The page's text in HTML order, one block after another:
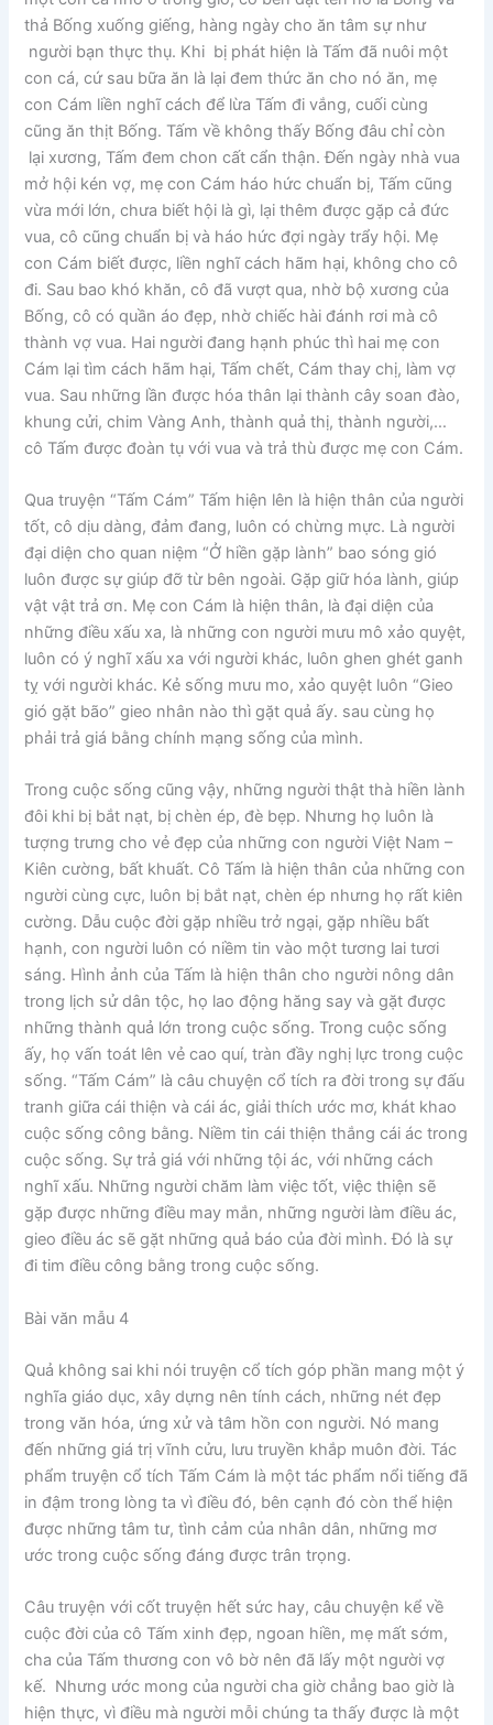
thả Bống xuống giếng, hàng ngày cho ăn tâm sự như
người bạn thực thụ. Khi bị phát hiện là Tấm đã nuôi một
con cá, cứ sau bữa ăn là lại đem thức ăn cho nó ăn, mẹ
con Cám liền nghĩ cách để lừa Tấm đi vắng, cuối cùng
cũng ăn thịt Bống. Tấm về không thấy Bống đâu chỉ còn
lại xương, Tấm đem chon cất cẩn thận. Đến ngày nhà vua
mở hội kén vợ, mẹ con Cám háo hức chuẩn bị, Tấm cũng
vừa mới lớn, chưa biết hội là gì, lại thêm được gặp cả đức
vua, cô cũng chuẩn bị và háo hức đợi ngày trẩy hội. Mẹ
con Cám biết được, liền nghĩ cách hãm hại, không cho cô
đi. Sau bao khó khăn, cô đã vượt qua, nhờ bộ xương của
Bống, cô có quần áo đẹp, nhờ chiếc hài đánh rơi mà cô
thành vợ vua. Hai người đang hạnh phúc thì hai mẹ con
Cám lại tìm cách hãm hại, Tấm chết, Cám thay chị, làm vợ
vua. Sau những lần được hóa thân lại thành cây soan đào,
khung cửi, chim Vàng Anh, thành quả thị, thành người,…
cô Tấm được đoàn tụ với vua và trả thù được mẹ con Cám.
Qua truyện “Tấm Cám” Tấm hiện lên là hiện thân của người
tốt, cô dịu dàng, đảm đang, luôn có chừng mực. Là người
đại diện cho quan niệm “Ở hiền gặp lành” bao sóng gió
luôn được sự giúp đỡ từ bên ngoài. Gặp giữ hóa lành, giúp
vật vật trả ơn. Mẹ con Cám là hiện thân, là đại diện của
những điều xấu xa, là những con người mưu mô xảo quyệt,
luôn có ý nghĩ xấu xa với người khác, luôn ghen ghét ganh
tỵ với người khác. Kẻ sống mưu mo, xảo quyệt luôn “Gieo
gió gặt bão” gieo nhân nào thì gặt quả ấy. sau cùng họ
phải trả giá bằng chính mạng sống của mình.
Trong cuộc sống cũng vậy, những người thật thà hiền lành
đôi khi bị bắt nạt, bị chèn ép, đè bẹp. Nhưng họ luôn là
tượng trưng cho vẻ đẹp của những con người Việt Nam –
Kiên cường, bất khuất. Cô Tấm là hiện thân của những con
người cùng cực, luôn bị bắt nạt, chèn ép nhưng họ rất kiên
cường. Dẫu cuộc đời gặp nhiều trở ngại, gặp nhiều bất
hạnh, con người luôn có niềm tin vào một tương lai tươi
sáng. Hình ảnh của Tấm là hiện thân cho người nông dân
trong lịch sử dân tộc, họ lao động hăng say và gặt được
những thành quả lớn trong cuộc sống. Trong cuộc sống
ấy, họ vấn toát lên vẻ cao quí, tràn đầy nghị lực trong cuộc
sống. “Tấm Cám” là câu chuyện cổ tích ra đời trong sự đấu
tranh giữa cái thiện và cái ác, giải thích ước mơ, khát khao
cuộc sống công bằng. Niềm tin cái thiện thắng cái ác trong
cuộc sống. Sự trả giá với những tội ác, với những cách
nghĩ xấu. Những người chăm làm việc tốt, việc thiện sẽ
gặp được những điều may mắn, những người làm điều ác,
gieo điều ác sẽ gặt những quả báo của đời mình. Đó là sự
đi tim điều công bằng trong cuộc sống.
Bài văn mẫu 4
Quả không sai khi nói truyện cổ tích góp phần mang một ý
nghĩa giáo dục, xây dựng nên tính cách, những nét đẹp
trong văn hóa, ứng xử và tâm hồn con người. Nó mang
đến những giá trị vĩnh cửu, lưu truyền khắp muôn đời. Tác
phẩm truyện cổ tích Tấm Cám là một tác phẩm nổi tiếng đã
in đậm trong lòng ta vì điều đó, bên cạnh đó còn thể hiện
được những tâm tư, tình cảm của nhân dân, những mơ
ước trong cuộc sống đáng được trân trọng.
Câu truyện với cốt truyện hết sức hay, câu chuyện kể về
cuộc đời của cô Tấm xinh đẹp, ngoan hiền, mẹ mất sớm,
cha của Tấm thương con vô bờ nên đã lấy một người vợ
kế. Nhưng ước mong của người cha giờ chẳng bao giờ là
hiện thực, vì điều mà người mỗi chúng ta thấy được là một